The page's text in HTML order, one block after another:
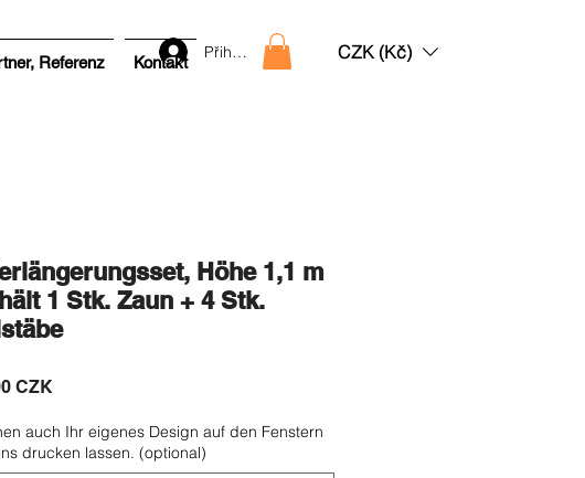
Referenz Kontakt CZK (Kč)
Přihlásit
Höhe 1,1 m
1 Stk. Zaun + 4 Stk.
CZK
auch Ihr eigenes Design auf den Fenstern
drucken lassen. (optional)